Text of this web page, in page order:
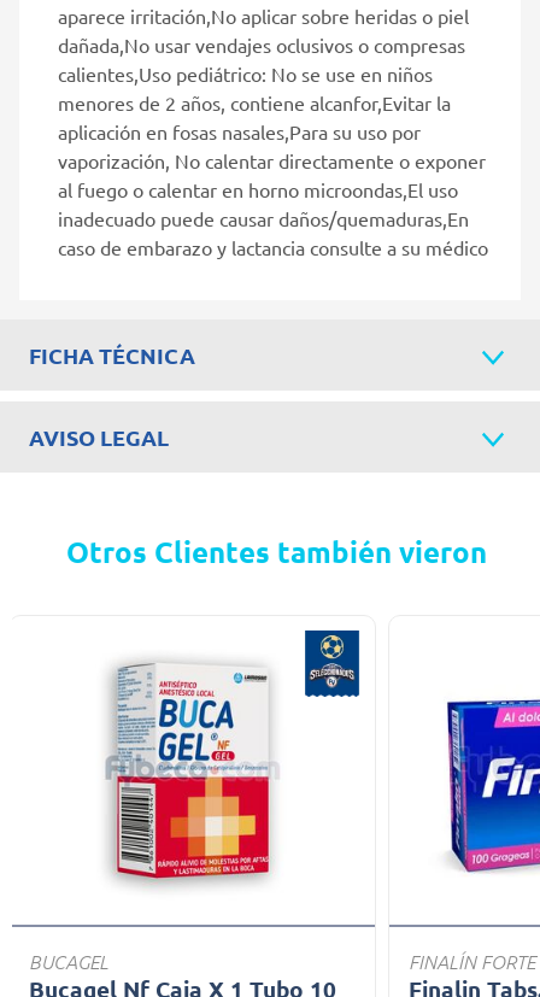
aparece irritación,No aplicar sobre heridas o piel
dañada,No usar vendajes oclusivos o compresas
calientes,Uso pediátrico: No se use en niños
menores de 2 años, contiene alcanfor,Evitar la
aplicación en fosas nasales,Para su uso por
vaporización, No calentar directamente o exponer
al fuego o calentar en horno microondas,El uso
inadecuado puede causar daños/quemaduras,En
caso de embarazo y lactancia consulte a su médico
FICHA TÉCNICA
AVISO LEGAL
Otros Clientes también vieron
BUCAGEL
Bucagel Nf Caja X 1 Tubo 10
FINALÍN FORTE
Finalin